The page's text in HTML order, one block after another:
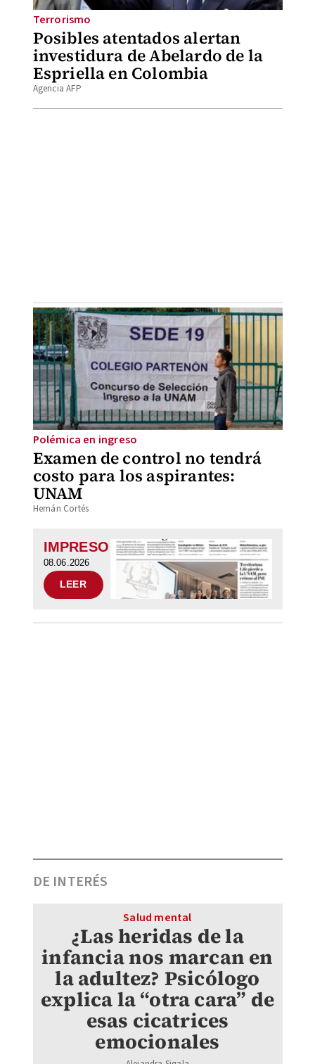
Posibles atentados alertan
investidura de Abelardo de la
Espriella en Colombia
Terrorismo
Agencia AFP
Examen de control no tendrá
costo para los aspirantes:
UNAM
Polémica en ingreso
Hernán Cortés
IMPRESO
08.06.2026
LEER
DE INTERÉS
¿Las heridas de la
infancia nos marcan en
la adultez? Psicólogo
explica la “otra cara” de
esas cicatrices
emocionales
Salud mental